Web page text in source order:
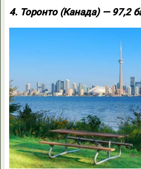
4. Торонто (Канада) — 97,2